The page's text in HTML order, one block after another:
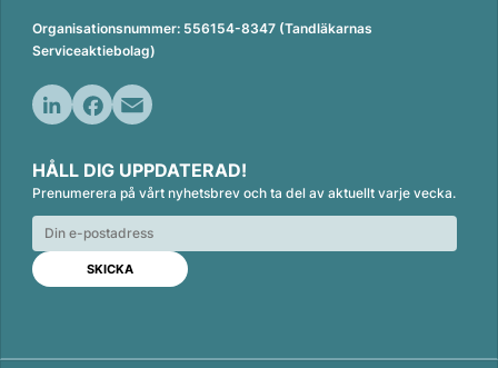
Organisationsnummer: 556154-8347 (Tandläkarnas
Serviceaktiebolag)
n
k
e
d
n
c
e
b
o
o
k
a
i
l
HÅLL DIG UPPDATERAD!
Prenumerera på vårt nyhetsbrev och ta del av aktuellt varje vecka.